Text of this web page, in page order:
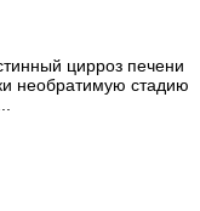
цирроз печени
необратимую стадию